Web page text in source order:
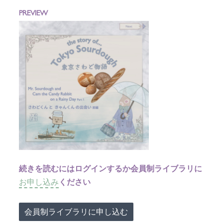
PREVIEW
続きを読むにはログインするか会員制ライブラリに
お申し込み ください
会員制ライブラリに申し込む